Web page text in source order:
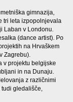
gimnazija,
tri leta izpopolnjevala
Laban v Londonu.
(dance artist). Po
na Hrvaškem
Zagrebu).
v projektu belgijske
in na Dunaju.
z različnimi
gledališče,